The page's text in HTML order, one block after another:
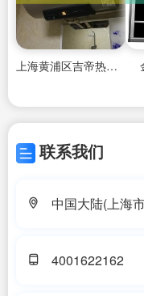
上海黄浦区吉帝热水器维修电话
联系我们
中国大陆(上海
4001622162